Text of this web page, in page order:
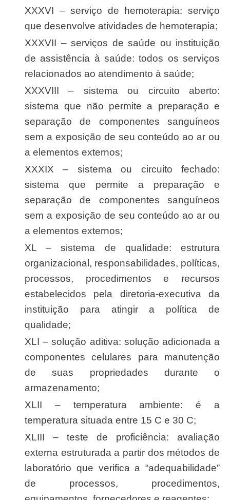
XXXVI – serviço de hemoterapia: serviço
que desenvolve atividades de hemoterapia;
XXXVII – serviços de saúde ou instituição
de assistência à saúde: todos os serviços
relacionados ao atendimento à saúde;
XXXVIII – sistema ou circuito aberto:
sistema que não permite a preparação e
separação de componentes sanguíneos
sem a exposição de seu conteúdo ao ar ou
a elementos externos;
XXXIX – sistema ou circuito fechado:
sistema que permite a preparação e
separação de componentes sanguíneos
sem a exposição de seu conteúdo ao ar ou
a elementos externos;
XL – sistema de qualidade: estrutura
organizacional, responsabilidades, políticas,
processos, procedimentos e recursos
estabelecidos pela diretoria-executiva da
instituição para atingir a política de
qualidade;
XLI – solução aditiva: solução adicionada a
componentes celulares para manutenção
de suas propriedades durante o
armazenamento;
XLII – temperatura ambiente: é a
temperatura situada entre 15 C e 30 C;
XLIII – teste de proficiência: avaliação
externa estruturada a partir dos métodos de
laboratório que verifica a “adequabilidade”
de processos, procedimentos,